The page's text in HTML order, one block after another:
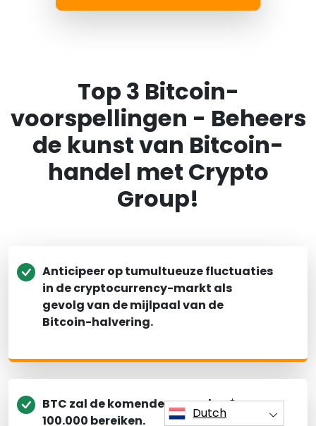
Top 3 Bitcoin-
voorspellingen - Beheers
de kunst van Bitcoin-
handel met Crypto
Group!
Anticipeer op tumultueuze fluctuaties
in de cryptocurrency-markt als
gevolg van de mijlpaal van de
Bitcoin-halvering.
BTC zal de komende maanden $
100.000 bereiken.
Dutch